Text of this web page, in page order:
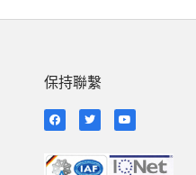
保持聯繫